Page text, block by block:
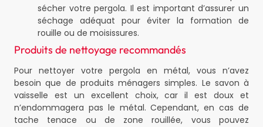
sécher votre pergola. Il est important d’assurer un
séchage adéquat pour éviter la formation de
rouille ou de moisissures.
Produits de nettoyage recommandés
Pour nettoyer votre pergola en métal, vous n’avez
besoin que de produits ménagers simples. Le savon à
vaisselle est un excellent choix, car il est doux et
n’endommagera pas le métal. Cependant, en cas de
tache tenace ou de zone rouillée, vous pouvez